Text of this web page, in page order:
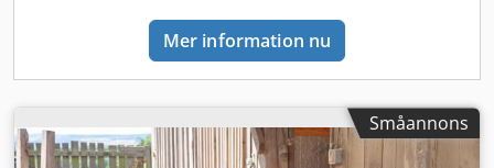
Mer information nu
Småannons